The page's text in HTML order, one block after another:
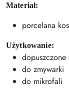
Materiał:
porcelana
Użytkowanie:
do zmywarki
do mikrofali